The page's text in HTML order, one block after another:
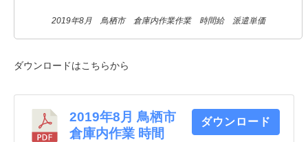
2019年8月 鳥栖市 倉庫内作業作業 時間給 派遣単価
ダウンロードはこちらから
2019年8月 鳥栖市
倉庫内作業 時間
ダウンロード